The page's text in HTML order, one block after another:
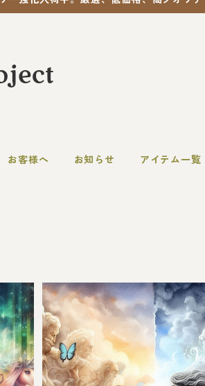
お客様へ お知らせ アイテム一覧